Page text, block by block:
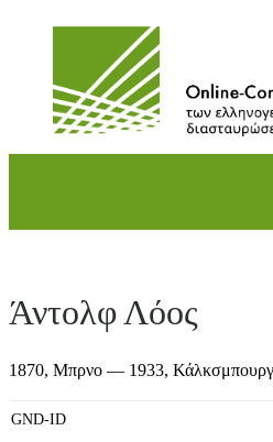
Άντολφ Λόος
1870, Μπρνο — 1933,
GND-ID